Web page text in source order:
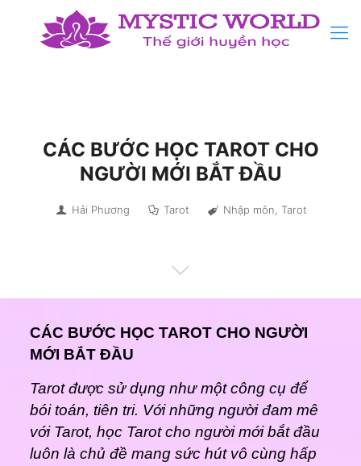
CÁC BƯỚC HỌC TAROT CHO
NGƯỜI MỚI BẮT ĐẦU
Hải Phương Tarot Nhập môn ,Tarot
CÁC BƯỚC HỌC TAROT CHO NGƯỜI
MỚI BẮT ĐẦU
Tarot được sử dụng như một công cụ để
bói toán, tiên tri. Với những người đam mê
với Tarot, học Tarot cho người mới bắt đầu
luôn là chủ đề mang sức hút vô cùng hấp